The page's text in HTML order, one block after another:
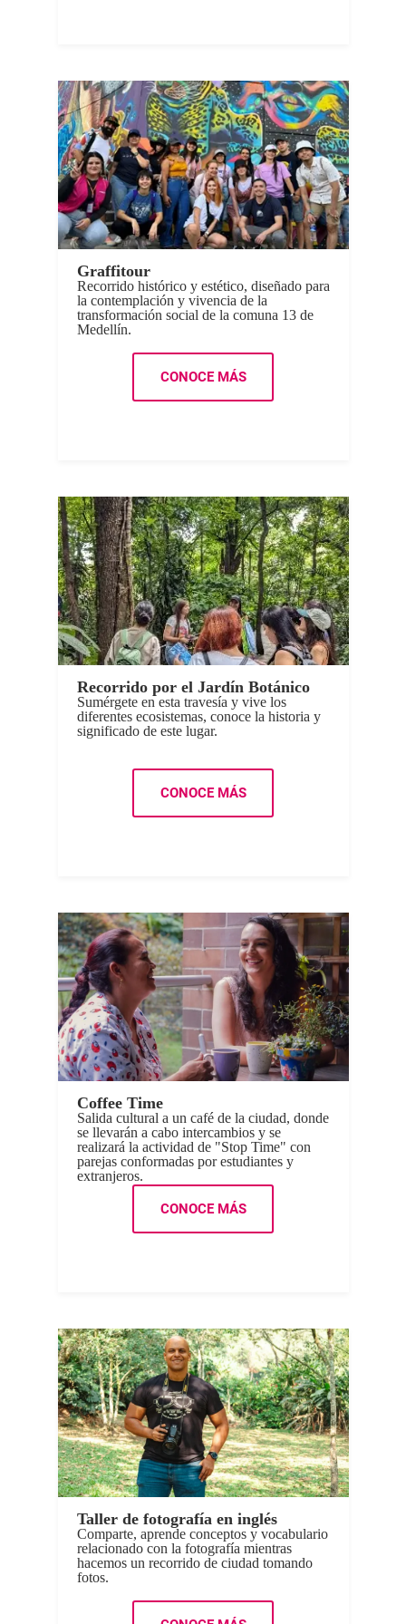
Graffitour
Recorrido histórico y estético, diseñado para
la contemplación y vivencia de la
transformación social de la comuna 13 de
Medellín.
CONOCE MÁS
Recorrido por el Jardín Botánico
Sumérgete en esta travesía y vive los
diferentes ecosistemas, conoce la historia y
significado de este lugar.
CONOCE MÁS
Coffee Time
Salida cultural a un café de la ciudad, donde
se llevarán a cabo intercambios y se
realizará la actividad de "Stop Time" con
parejas conformadas por estudiantes y
extranjeros.
CONOCE MÁS
Taller de fotografía en inglés
Comparte, aprende conceptos y vocabulario
relacionado con la fotografía mientras
hacemos un recorrido de ciudad tomando
fotos.